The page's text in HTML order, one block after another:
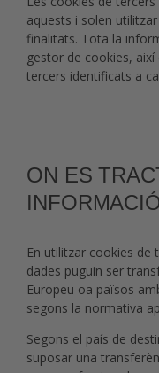
aquests i solen
finalitats. Tota la
gestor de cookies,
tercers identificats a
ON ES
En utilitzar cookies de
dades puguin ser
Europeu oa països
segons la normativa
Segons el país de
suposar una